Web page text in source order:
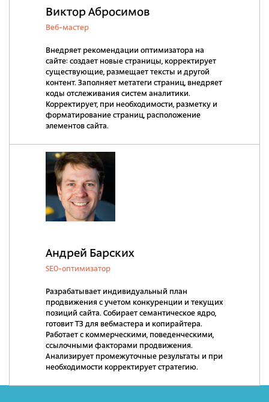
Виктор Абросимов
Веб-мастер
Внедряет рекомендации оптимизатора на
сайте: создает новые страницы, корректирует
существующие, размещает тексты и другой
контент. Заполняет метатеги страниц, внедряет
коды отслеживания систем аналитики.
Корректирует, при необходимости, разметку и
форматирование страниц, расположение
элементов сайта.
Андрей Барских
SEO-оптимизатор
Разрабатывает индивидуальный план
продвижения с учетом конкуренции и текущих
позиций сайта. Собирает семантическое ядро,
готовит ТЗ для вебмастера и копирайтера.
Работает с коммерческими, поведенческими,
ссылочными факторами продвижения.
Анализирует промежуточные результаты и при
необходимости корректирует стратегию.